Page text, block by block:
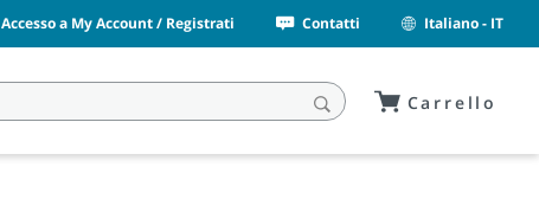
Accesso a My Account / Registrati Contatti Italiano - IT
Carrello